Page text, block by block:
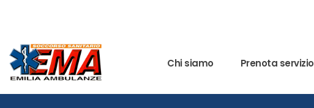
Chi siamo Prenota servizio